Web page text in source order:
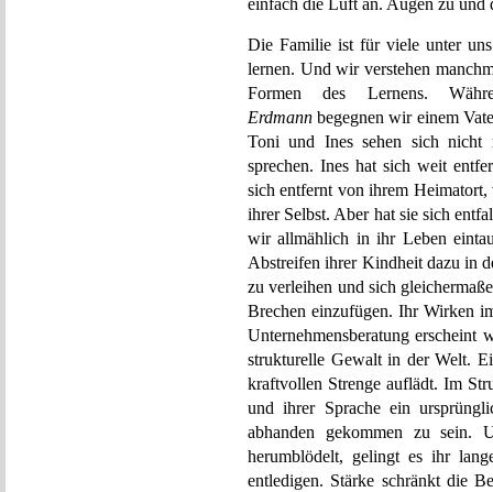
einfach die Luft an. Augen zu und
Die Familie ist für viele unter
lernen. Und wir verstehen
Formen des Lernens.
Erdmann begegnen wir einem
Toni und Ines sehen sich
sprechen. Ines hat sich weit
sich entfernt von ihrem
ihrer Selbst. Aber hat sie sich
wir allmählich in ihr Leben
Abstreifen ihrer Kindheit dazu in
zu verleihen und sich
Brechen einzufügen. Ihr Wirken
Unternehmensberatung
strukturelle Gewalt in der Welt.
kraftvollen Strenge auflädt. Im
und ihrer Sprache ein
abhanden gekommen zu sein.
herumblödelt, gelingt es ihr
entledigen. Stärke schränkt die